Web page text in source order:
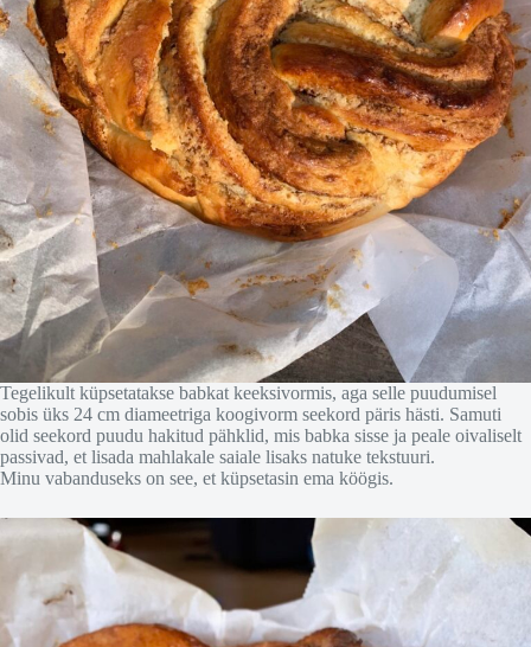
Tegelikult küpsetatakse babkat keeksivormis, aga selle puudumisel
sobis üks 24 cm diameetriga koogivorm seekord päris hästi. Samuti
olid seekord puudu hakitud pähklid, mis babka sisse ja peale oivaliselt
passivad, et lisada mahlakale saiale lisaks natuke tekstuuri.
Minu vabanduseks on see, et küpsetasin ema köögis.